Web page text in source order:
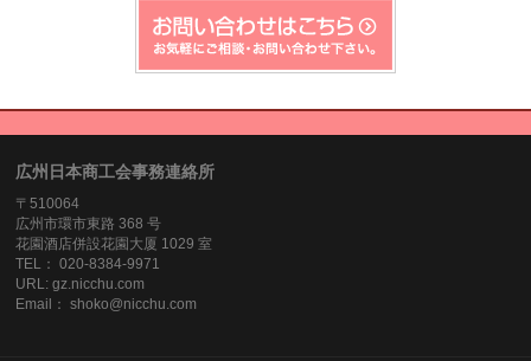
広州日本商工会事務連絡所
〒510064
広州市環市東路 368 号
花園酒店併設花園大厦 1029 室
TEL： 020-8384‐9971
URL: gz.nicchu.com
Email： shoko@nicchu.com